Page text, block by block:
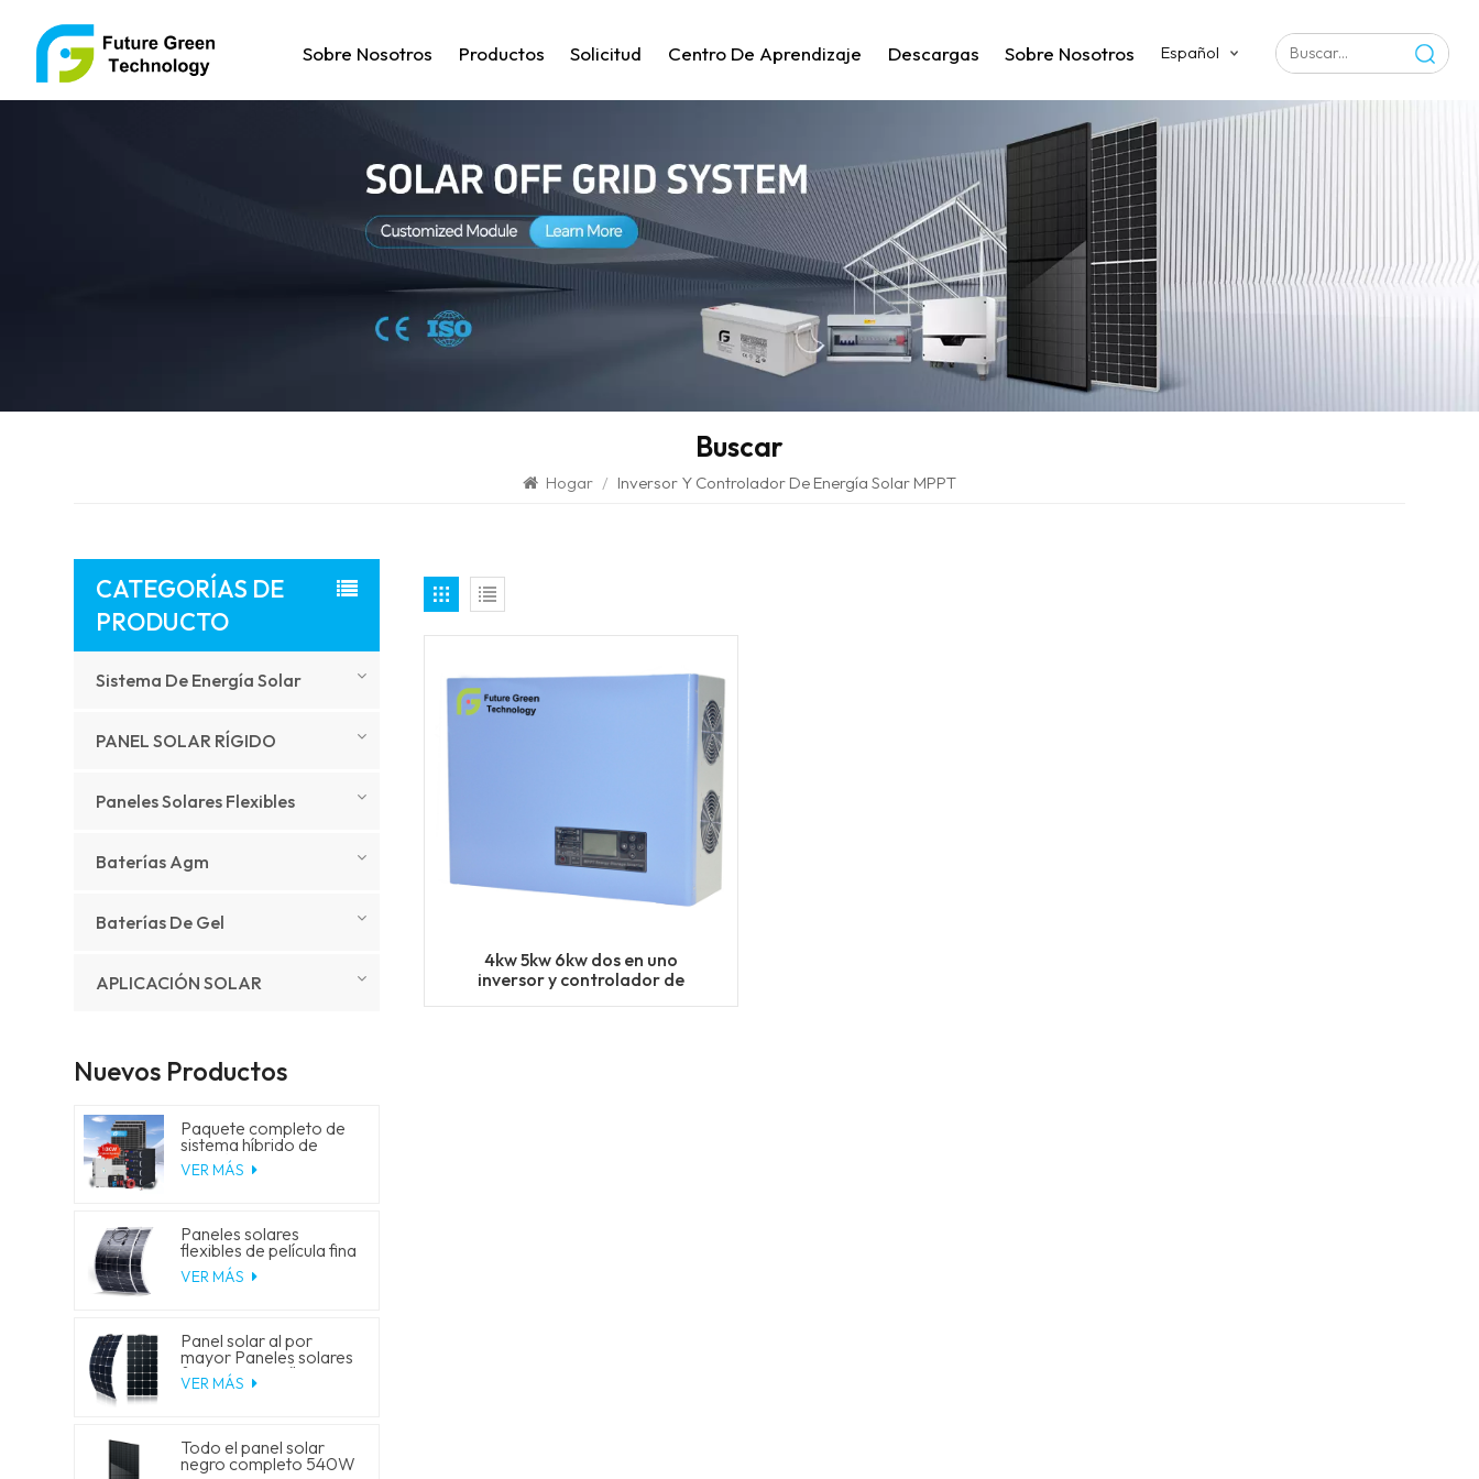
Sobre Nosotros Productos Solicitud Centro De Aprendizaje Descargas Sobre Nosotros Español
Buscar
Hogar / Inversor Y Controlador De Energía Solar MPPT
4kw 5kw 6kw dos en uno
inversor y controlador de
CATEGORÍAS DE
PRODUCTO
Sistema De Energía Solar
PANEL SOLAR RÍGIDO
Paneles Solares Flexibles
Baterías Agm
Baterías De Gel
APLICACIÓN SOLAR
Nuevos Productos
Paquete completo de
sistema híbrido de
energía solar de 5 kW,
10 kW, 20 kW y 30 kW
batería de litio para uso
residencial.
VER MÁS
Paneles solares
flexibles de película fina
de 18 V y 150 W
VER MÁS
Panel solar al por
mayor Paneles solares
fotovoltaicos flexibles
monocristalinos de 100
VER MÁS
Todo el panel solar
negro completo 540W